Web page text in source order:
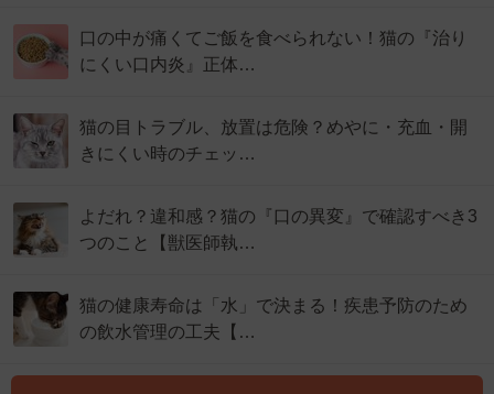
口の中が痛くてご飯を食べられない！猫の『治り
にくい口内炎』正体…
猫の目トラブル、放置は危険？めやに・充血・開
きにくい時のチェッ…
よだれ？違和感？猫の『口の異変』で確認すべき3
つのこと【獣医師執…
猫の健康寿命は「水」で決まる！疾患予防のため
の飲水管理の工夫【…